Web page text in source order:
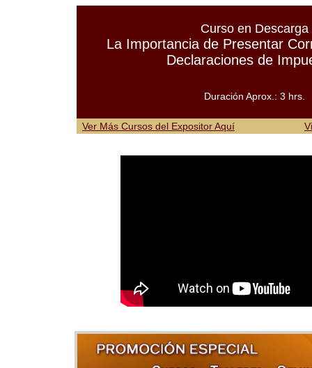
Curso en Descarga
La Importancia de Presentar
Declaraciones de
Duración Aprox.: 3 hrs.
Ver Más Cursos del Expositor Aquí